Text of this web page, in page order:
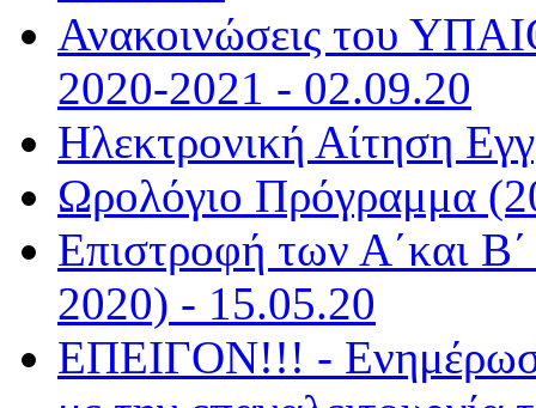
Ανακοινώσεις του
2020-2021 - 02.09.20
Ηλεκτρονική Αίτηση
Ωρολόγιο Πρόγραμμα
Επιστροφή των Α΄και
2020) - 15.05.20
ΕΠΕΙΓΟΝ!!! -